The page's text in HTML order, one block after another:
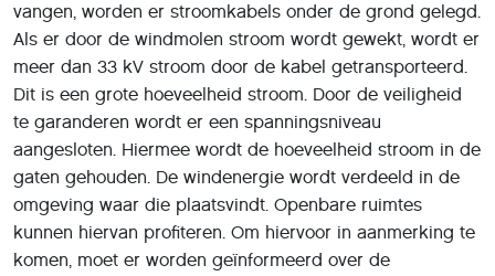
vangen, worden er stroomkabels onder de grond gelegd.
Als er door de windmolen stroom wordt gewekt, wordt er
meer dan 33 kV stroom door de kabel getransporteerd.
Dit is een grote hoeveelheid stroom. Door de veiligheid
te garanderen wordt er een spanningsniveau
aangesloten. Hiermee wordt de hoeveelheid stroom in de
gaten gehouden. De windenergie wordt verdeeld in de
omgeving waar die plaatsvindt. Openbare ruimtes
kunnen hiervan profiteren. Om hiervoor in aanmerking te
komen, moet er worden geïnformeerd over de